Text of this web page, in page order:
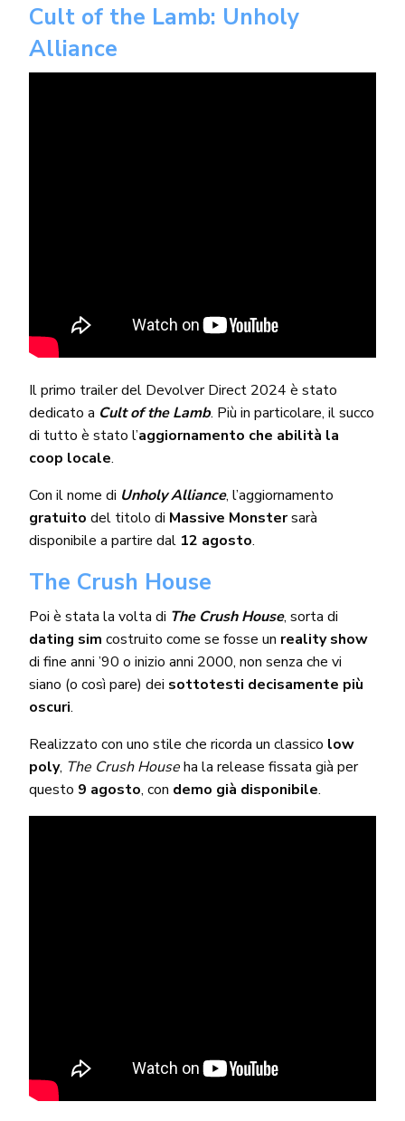
Cult of the Lamb: Unholy
Alliance
Il primo trailer del Devolver Direct 2024 è stato
dedicato a Cult of the Lamb. Più in particolare, il succo
di tutto è stato l’aggiornamento che abilità la
coop locale.
Con il nome di Unholy Alliance, l’aggiornamento
gratuito del titolo di Massive Monstersarà
disponibile a partire dal 12 agosto.
The Crush House
Poi è stata la volta di The Crush House, sorta di
dating sim costruito come se fosse un reality show
di fine anni ’90 o inizio anni 2000, non senza che vi
siano (o così pare) dei sottotesti decisamente più
oscuri.
Realizzato con uno stile che ricorda un classico low
poly, The Crush Househa la release fissata già per
questo 9 agosto, con demo già disponibile.